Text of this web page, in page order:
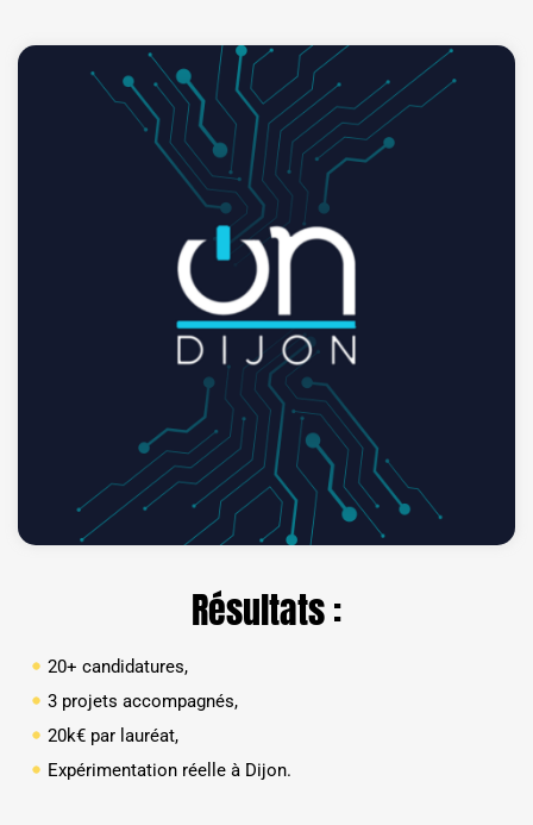
Résultats :
20+ candidatures,
3 projets accompagnés,
20k€ par lauréat,
Expérimentation réelle à Dijon.